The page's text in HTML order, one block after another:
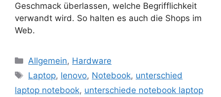
Geschmack überlassen, welche Begrifflichkeit
verwandt wird. So halten es auch die Shops im
Web.
Kategorien
Allgemein, Hardware
Schlagwörter
Laptop, lenovo, Notebook, unterschied
laptop notebook, unterschiede notebook laptop